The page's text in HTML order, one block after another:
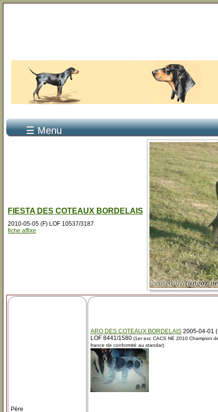
☰ Menu
FIESTA DES COTEAUX BORDELAIS
2010-05-05 (F) LOF 10537/3187
fiche affixe
Père
ARO DES COTEAUX BORDELAIS 2005-04-01
LOF 8441/1580 (1er exc CACS NE 2010 Champion
france de conformité au standar)